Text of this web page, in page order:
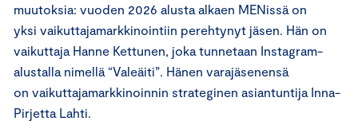
muutoksia: vuoden 2026 alusta alkaen MENissä on
yksi vaikuttajamarkkinointiin perehtynyt jäsen. Hän on
vaikuttaja Hanne Kettunen, joka tunnetaan Instagram-
alustalla nimellä “Valeäiti”. Hänen varajäsenensä
on vaikuttajamarkkinoinnin strateginen asiantuntija Inna-
Pirjetta Lahti.